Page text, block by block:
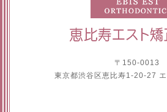
〒150-0013
東京都渋谷区恵比寿1-20-27 エ